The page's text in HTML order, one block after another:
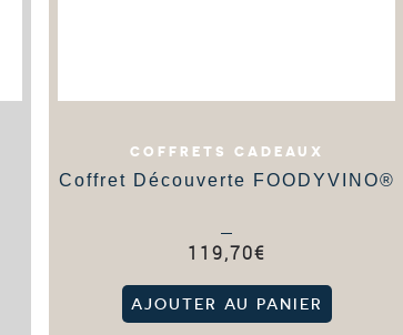
COFFRETS CADEAUX
Coffret Découverte FOODYVINO®
119,70€
AJOUTER AU PANIER